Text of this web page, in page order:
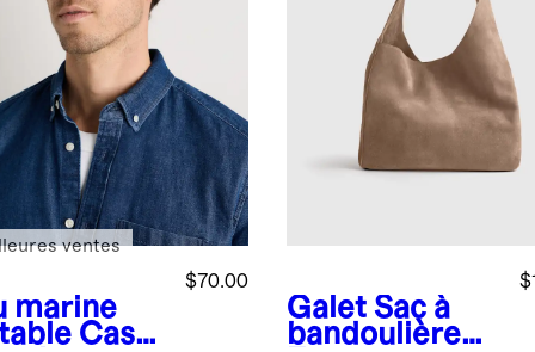
marine
Casq
$70.00
ventes
Galet Sac à
bandoulière